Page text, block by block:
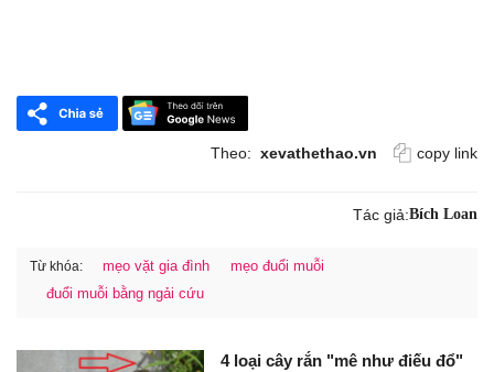
Theo: xevathethao.vn copy link
Tác giả:Bích Loan
Từ khóa: mẹo vặt gia đình
mẹo đuổi muỗi
đuổi muỗi bằng ngải cứu
4 loại cây rắn "mê như điếu đổ"